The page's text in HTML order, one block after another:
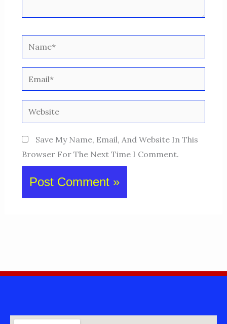
Name*
Email*
Website
Save My Name, Email, And Website In This
Browser For The Next Time I Comment.